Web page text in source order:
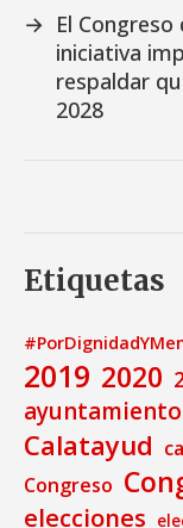
→ El
iniciativa
respaldar
2028
Etiquetas
2019 2020
ayuntamiento
Calatayud
Congreso
elecciones